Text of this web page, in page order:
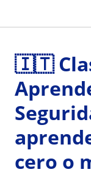
🇮🇹
cero o